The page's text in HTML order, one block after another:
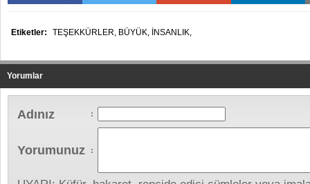
Etiketler: TEŞEKKÜRLER, BÜYÜK, İNSANLIK,
Yorumlar
Adınız :
Yorumunuz :